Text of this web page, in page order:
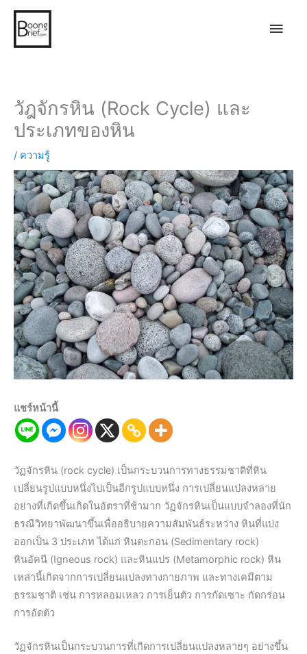
วัฎจักรหิน (Rock Cycle) และ
ประเภทของหิน
/ ความรู้
แชร์หน้านี้
วัฏจักรหิน (rock cycle) เป็นกระบวนการทางธรรมชาติที่หิน
เปลี่ยนรูปแบบหนึ่งไปเป็นอีกรูปแบบหนึ่ง การเปลี่ยนแปลงหลาย
อย่างที่เกิดขึ้นเกิดในอัตราที่ช้ามาก วัฏจักรหินเป็นแบบจำลองที่นัก
ธรณีวิทยาพัฒนาขึ้นเพื่ออธิบายความสัมพันธ์ระหว่าง หินที่แบ่ง
ออกเป็น 3 ประเภท ได้แก่ หินตะกอน (Sedimentary rock)
หินอัคนี (Igneous rock) และหินแปร (Metamorphic rock) หิน
เหล่านี้เกิดจากการเปลี่ยนแปลงทางกายภาพ และทางเคมีตาม
ธรรมชาติ เช่น การหลอมเหลว การเย็นตัว การกัดเซาะ กัดกร่อน
การอัดตัว
วัฏจักรหินเป็นกระบวนการที่เกิดการเปลี่ยนแปลงหลายๆ อย่างขึ้น